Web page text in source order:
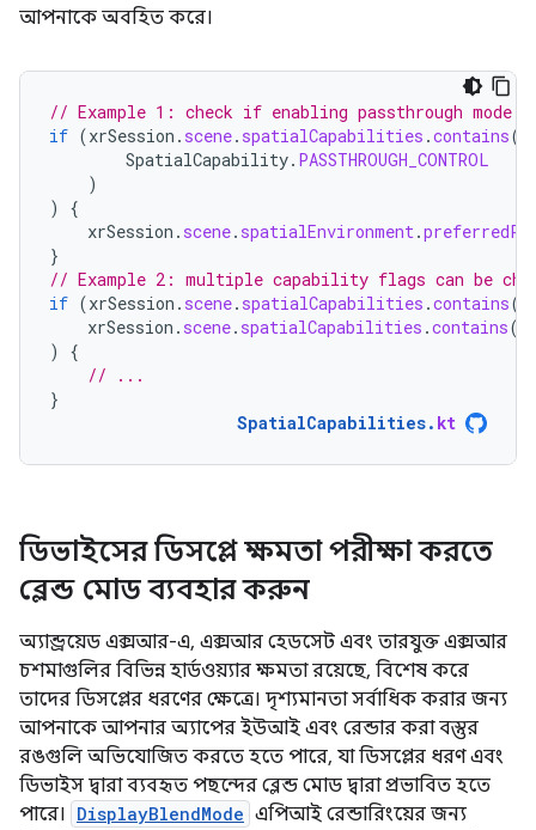
আপনাকে অবহিত করে।
// Example 1: check if enabling passthrough mode
if (xrSession . scene. spatialCapabilities .contains(
SpatialCapability. PASSTHROUGH_CONTROL
)
)
{
xrSession . scene. spatialEnvironment.
}
// Example 2: multiple capability flags can be
if (xrSession . scene. spatialCapabilities .contains(
xrSession . scene. spatialCapabilities .contains(
)
{
// ...
}
SpatialCapabilities. kt
ডিভাইসের ডিসপ্লে ক্ষমতা পরীক্ষা করতে
ব্লেন্ড মোড ব্যবহার করুন
অ্যান্ড্রয়েড এক্সআর-এ, এক্সআর হেডসেট এবং তারযুক্ত এক্সআর
চশমাগুলির বিভিন্ন হার্ডওয়্যার ক্ষমতা রয়েছে, বিশেষ করে
তাদের ডিসপ্লের ধরণের ক্ষেত্রে। দৃশ্যমানতা সর্বাধিক করার জন্য
আপনাকে আপনার অ্যাপের ইউআই এবং রেন্ডার করা বস্তুর
রঙগুলি অভিযোজিত করতে হতে পারে, যা ডিসপ্লের ধরণ এবং
ডিভাইস দ্বারা ব্যবহৃত পছন্দের ব্লেন্ড মোড দ্বারা প্রভাবিত হতে
পারে।
DisplayBlendMode এপিআই রেন্ডারিংয়ের জন্য